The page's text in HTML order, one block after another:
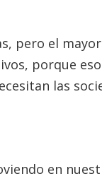
pero el mayor
porque eso
las
en